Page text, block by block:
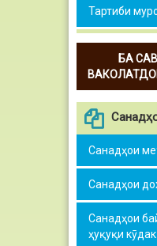
Тартиби
БА
Санадҳои
Санадҳои
Санадҳои
ҳуқуқи кӯдак